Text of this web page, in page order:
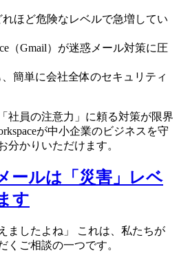
ほど危険なレベルで急増してい
（Gmail）が迷惑メール対策に圧
簡単に会社全体のセキュリティ
社員の注意力」に頼る対策が限界
が中小企業のビジネスを守
分かりいただけます。
ールは「災害」レベ
す
ましたよね」 これは、私たちが
くご相談の一つです。